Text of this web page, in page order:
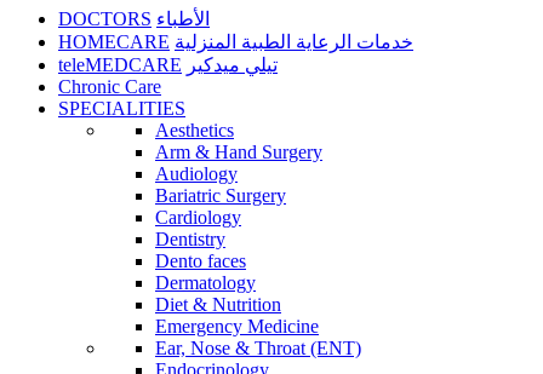
DOCTORS الأطباء
HOMECARE خدمات الرعاية الطبية المنزلية
teleMEDCARE تيلي ميدكير
Chronic Care
SPECIALITIES
Aesthetics
Arm & Hand Surgery
Audiology
Bariatric Surgery
Cardiology
Dentistry
Dento faces
Dermatology
Diet & Nutrition
Emergency Medicine
Ear, Nose & Throat (ENT)
Endocrinology